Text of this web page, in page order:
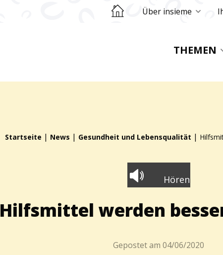
Retourner sur la page d'accueil
Über insieme
THEMEN
Startseite | News | Gesundheit und Lebensqualität |
Hören
Hilfsmittel werden
Gepostet am 04/06/2020